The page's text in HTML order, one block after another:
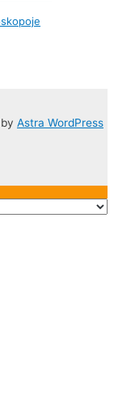
Astra WordPress